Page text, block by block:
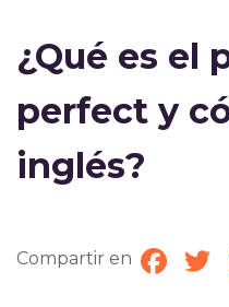
¿Qué es el
perfect y
inglés?
Compartir en